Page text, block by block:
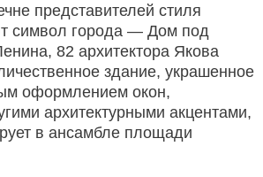
представителей стиля
символ города — Дом под
82 архитектора Якова
здание, украшенное
оформлением окон,
архитектурными акцентами,
в ансамбле площади